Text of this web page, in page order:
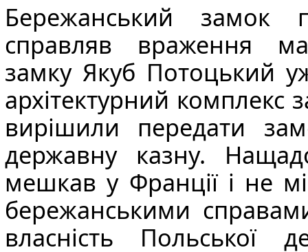
Бережанський замок
справляв враження
замку Якуб Потоцький
архітектурний комплекс
вирішили передати
державну казну.
мешкав у Франції і не
бережанськими
власність